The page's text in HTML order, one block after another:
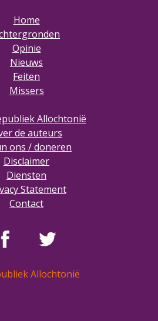
Home
Opinie
Nieuws
Feiten
Missers
Allochtonië
de auteurs
ons / doneren
Disclaimer
Diensten
Statement
Contact
Allochtonië